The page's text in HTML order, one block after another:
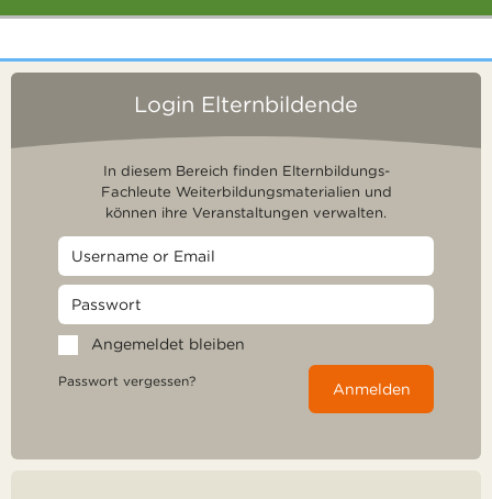
Login Elternbildende
In diesem Bereich finden Elternbildungs-
Fachleute Weiterbildungsmaterialien und
können ihre Veranstaltungen verwalten.
Angemeldet bleiben
Passwort vergessen? Anmelden